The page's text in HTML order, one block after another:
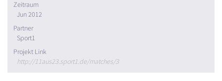
Zeitraum
Jun 2012
Partner
Sport1
Projekt Link
http://11aus23.sport1.de/matches/3